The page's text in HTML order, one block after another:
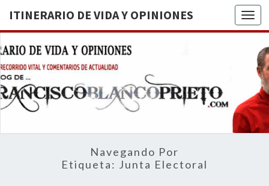
ITINERARIO DE VIDA Y OPINIONES
DE
BREVE
RECORRIDO
VITAL Y
ACTUALIDAD
Navegando Por
Etiqueta: Junta Electoral